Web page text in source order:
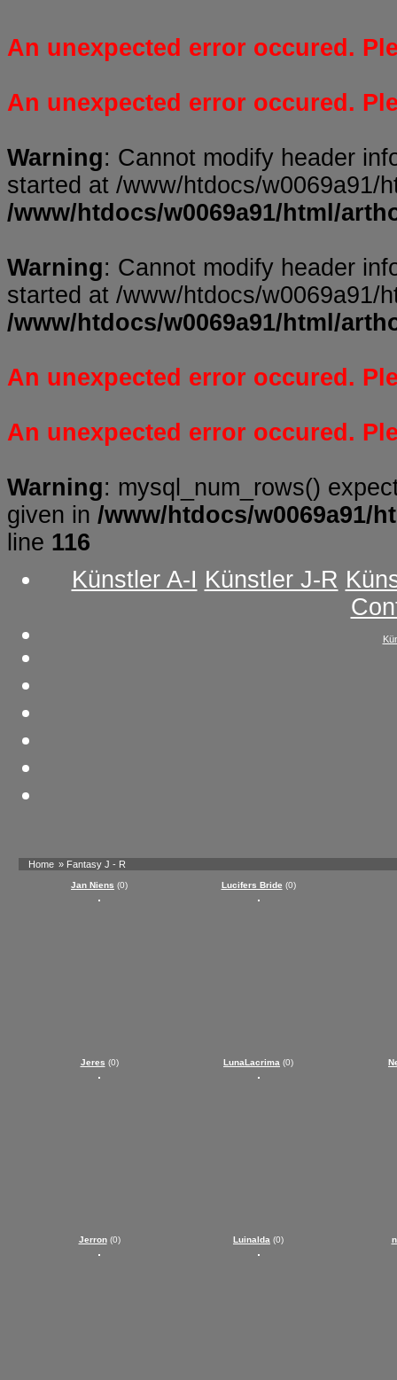
An unexpected error occured.
An unexpected error occured.
Warning: Cannot modify header
started at /www/htdocs/w0069a91/
/www/htdocs/w0069a91/html/
Warning: Cannot modify header
started at /www/htdocs/w0069a91/
/www/htdocs/w0069a91/html/
An unexpected error occured.
An unexpected error occured.
Warning: mysql_num_rows()
given in /www/htdocs/w0069a91/
line 116
Künstler A-I Künstler J-R
Home » Fantasy J - R
Jan Niens (0)
Jeres (0)
Jerron(0)
Lucifers Bride (0)
LunaLacrima (0)
Luinalda (0)